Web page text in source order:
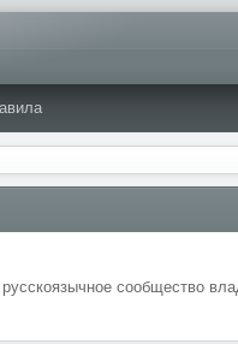
сообщество